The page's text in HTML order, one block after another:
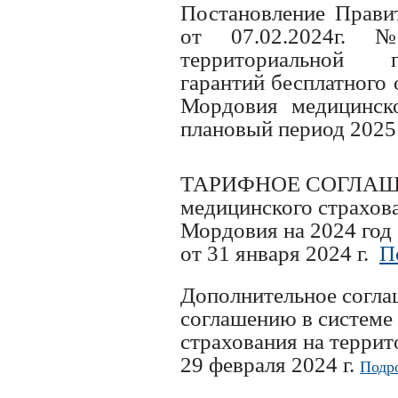
Постановление
от 07.02.2024г.
территориальной
гарантий
Мордовия
плановый период
ТАРИФНОЕ
медицинского
Мордовия на 2024 год
от 31 января 2024 г.
Дополнительное
соглашению в системе
страхования на
29 февраля 2024 г.